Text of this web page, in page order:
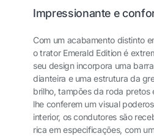
Impressionante e
Com um acabamento distinto
o trator Emerald Edition é
seu design incorpora uma
dianteira e uma estrutura da
brilho, tampões da roda pretos
lhe conferem um visual
interior, os condutores são
rica em especificações, com